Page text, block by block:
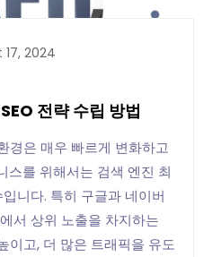
2024
전략 수립 방법
경은 매우 빠르게 변화하고
스를 위해서는 검색 엔진 최
니다. 특히 구글과 네이버
서 상위 노출을 차지하는
이고, 더 많은 트래픽을 유도